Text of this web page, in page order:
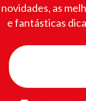
novidades, as
e fantásticas